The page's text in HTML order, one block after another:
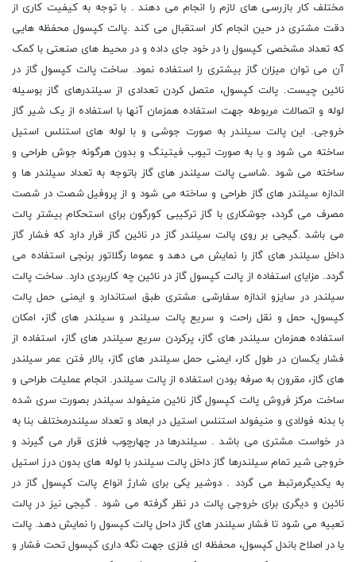
مختلف کار بازرسی های لازم را انجام می دهند . با توجه به کیفیت کاری از
دقت مشتری در حین انجام کار استقبال می کند .پالت کپسول محفظه هایی
که تعداد مشخصی کپسول را در خود جای داده و در محیط های صنعتی با کمک
آن می توان میزان گاز بیشتری را استفاده نمود. ساخت پالت کپسول گاز در
نائین چیست. پالت کپسول، متصل کردن تعدادی از سیلندرهای گاز بوسیله
لوله و اتصالات مربوطه جهت استفاده همزمان آنها با استفاده از یک شیر گاز
خروجی. این پالت سیلندر به صورت جوشی و با لوله های استنلس استیل
ساخته می شود و یا به صورت تیوب فیتینگ و بدون هرگونه جوش طراحی و
ساخته می شود .شاسی پالت سیلندر های گاز باتوجه به تعداد سیلندر ها و
اندازه سیلندر های گاز طراحی و ساخته می شود و از پروفیل شصت در شصت
مصرف می گردد، جوشکاری با گاز ترکیبی کورگون برای استحکام بیشتر پالت
می باشد .گیجی بر روی پالت سیلندر گاز در نائین گاز قرار دارد که فشار گاز
داخل سیلندر های گاز را نمایش می دهد و عموما رگلاتور برنجی استفاده می
گردد. مزایای استفاده از پالت کپسول گاز در نائین چه کاربردی دارد. ساخت پالت
سیلندر در سایزو اندازه سفارشی مشتری طبق استاندارد و ایمنی حمل پالت
کپسول، حمل و نقل راحت و سریع پالت سیلندر و سیلندر های گاز، امکان
استفاده همزمان سیلندر های گاز، پرکردن سریع سیلندر های گاز، استفاده از
فشار یکسان در طول کار، ایمنی حمل سیلندر های گاز، بالار فتن عمر سیلندر
های گاز، مقرون به صرفه بودن استفاده از پالت سیلندر. انجام عملیات طراحی و
ساخت مرکز فروش پالت کپسول گاز نائین منیفولد سیلندر بصورت سری شده
با بدنه فولادی و منیفولد استنلس استیل در ابعاد و تعداد سیلندرمختلف بنا به
در خواست مشتری می باشد . سیلندرها در چهارچوب فلزی قرار می گیرند و
خروجی شیر تمام سیلندرها گاز داخل پالت سیلندر با لوله های بدون درز استیل
به یکدیگرمرتبط می گردد . دوشیر یکی برای شارژ انواع پالت کپسول گاز در
نائین و دیگری برای خروجی پالت در نظر گرفته می شود . گیجی نیز در پالت
تعبیه می شود تا فشار سیلندر های گاز داحل پالت کپسول را نمایش دهد. پالت
یا در اصلاح باندل کپسول، محفظه ای فلزی جهت نگه داری کپسول تحت فشار و